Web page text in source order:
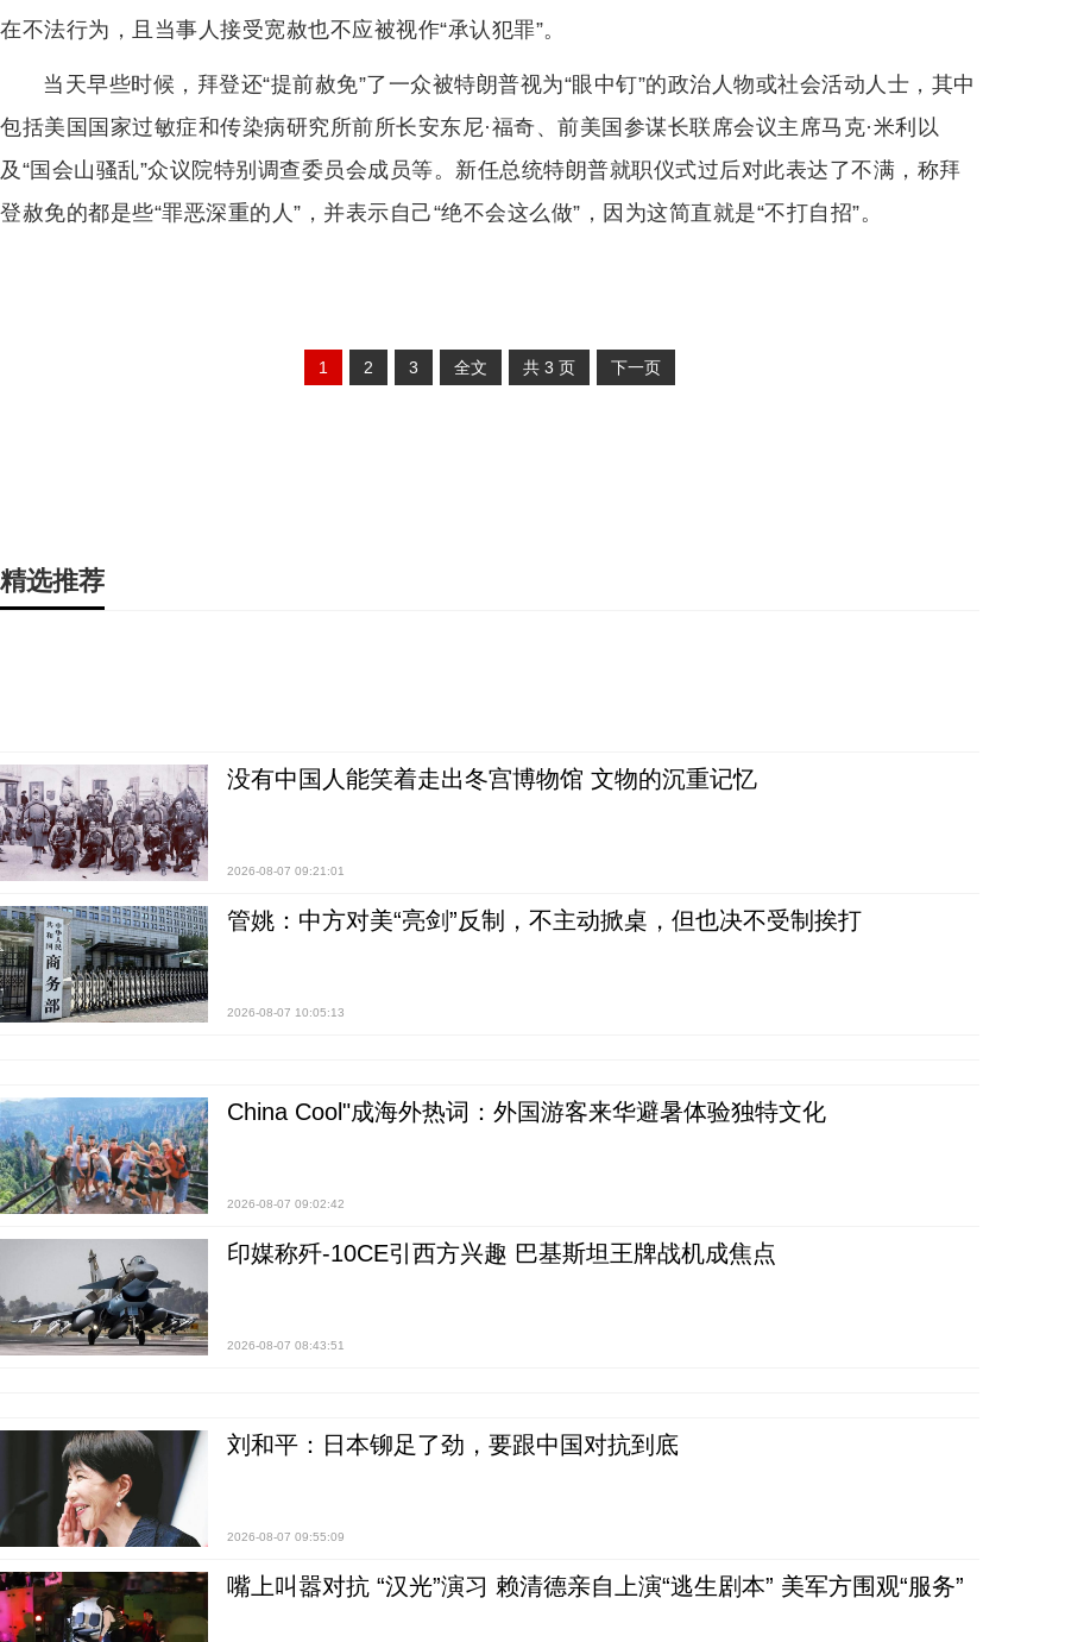
在不法行为，且当事人接受宽赦也不应被视作“承认犯罪”。
当天早些时候，拜登还“提前赦免”了一众被特朗普视为“眼中钉”的政治人物或社会活动人士，其中
包括美国国家过敏症和传染病研究所前所长安东尼·福奇、前美国参谋长联席会议主席马克·米利以
及“国会山骚乱”众议院特别调查委员会成员等。新任总统特朗普就职仪式过后对此表达了不满，称拜
登赦免的都是些“罪恶深重的人”，并表示自己“绝不会这么做”，因为这简直就是“不打自招”。
1 2 3 全文 共 3 页 下一页
精选推荐
没有中国人能笑着走出冬宫博物馆 文物的沉重记忆
2026-08-07 09:21:01
管姚：中方对美“亮剑”反制，不主动掀桌，但也决不受制挨打
2026-08-07 10:05:13
China Cool"成海外热词：外国游客来华避暑体验独特文化
2026-08-07 09:02:42
印媒称歼-10CE引西方兴趣 巴基斯坦王牌战机成焦点
2026-08-07 08:43:51
刘和平：日本铆足了劲，要跟中国对抗到底
2026-08-07 09:55:09
嘴上叫嚣对抗 “汉光”演习 赖清德亲自上演“逃生剧本” 美军方围观“服务”